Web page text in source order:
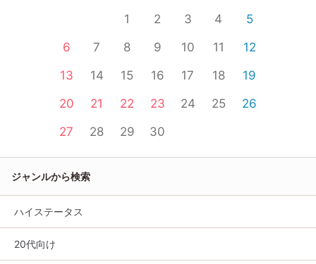
1 2 3 4
5
6
7 8 9 10 11
12
13
14 15 16 17 18
19
20
21 22 23 24 25
26
27
28 29 30
ジャンルから検索
ハイステータス
20代向け